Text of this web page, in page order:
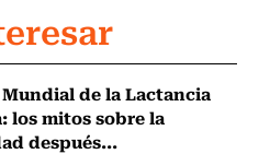
Mundial de la Lactancia
los mitos sobre la
después...